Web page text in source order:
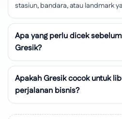
stasiun, bandara, atau landmark
Apa yang perlu dicek
Gresik?
Apakah Gresik cocok untuk
perjalanan bisnis?